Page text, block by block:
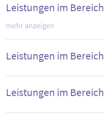
Leistungen im Bereich
mehr anzeigen
Leistungen im Bereich
Leistungen im Bereich